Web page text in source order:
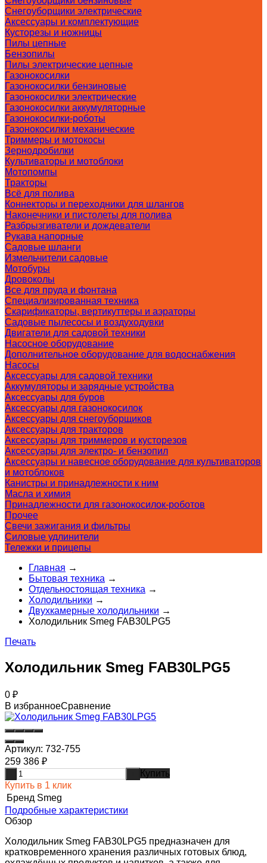
Снегоуборщики электрические
Аксессуары и комплектующие
Кусторезы и ножницы
Пилы цепные
Бензопилы
Пилы электрические цепные
Газонокосилки
Газонокосилки бензиновые
Газонокосилки электрические
Газонокосилки аккумуляторные
Газонокосилки-роботы
Газонокосилки механические
Триммеры и мотокосы
Зернодробилки
Культиваторы и мотоблоки
Мотопомпы
Тракторы
Всё для полива
Коннекторы и переходники для шлангов
Наконечники и пистолеты для полива
Разбрызгиватели и дождеватели
Рукава напорные
Садовые шланги
Измельчители садовые
Мотобуры
Дровоколы
Все для пруда и фонтана
Специализированная техника
Скарификаторы, вертикуттеры и аэраторы
Садовые пылесосы и воздуходувки
Двигатели для садовой техники
Насосное оборудование
Дополнительное оборудование для водоснабжения
Насосы
Аксессуары для садовой техники
Аккумуляторы и зарядные устройства
Аксессуары для буров
Аксессуары для газонокосилок
Аксессуары для снегоуборщиков
Аксессуары для тракторов
Аксессуары для триммеров и кусторезов
Аксессуары для электро- и бензопил
Аксессуары и навесное оборудование для культиваторов
и мотоблоков
Канистры и принадлежности к ним
Масла и химия
Принадлежности для газонокосилок-роботов
Прочее
Свечи зажигания и фильтры
Силовые удлинители
Тележки и прицепы
Главная →
Бытовая техника →
Отдельностоящая техника →
Холодильники →
Двухкамерные холодильники →
Холодильник Smeg FAB30LPG5
Печать
Холодильник Smeg FAB30LPG5
0 ₽
В избранноеСравнение
Артикул: 732-755
259 386 ₽
Купить
Купить в 1 клик
Бренд Smeg
Подробные характеристики
Обзор
Холодильник Smeg FAB30LPG5 предназначен для
кратковременного хранения различных готовых блюд,